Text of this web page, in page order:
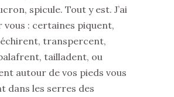
spicule. Tout y est. J’ai
vous : certaines piquent,
transpercent,
tailladent, ou
autour de vos pieds vous
dans les serres des